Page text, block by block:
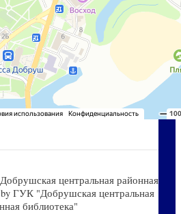
центральная районная
by ГУК "Добрушская центральная
библиотека"